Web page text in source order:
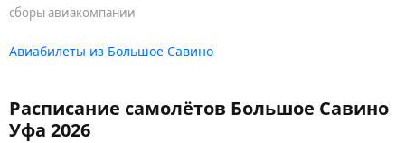
сборы авиакомпании
Авиабилеты из Большое Савино
Расписание самолётов Большое Савино
Уфа 2026